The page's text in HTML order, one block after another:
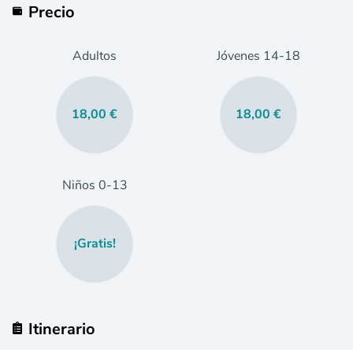
Precio
Adultos
18,00 €
Jóvenes 14-18
18,00 €
Niños 0-13
¡Gratis!
Itinerario